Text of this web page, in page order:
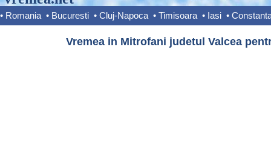
• Romania • Bucuresti • Cluj-Napoca • Timisoara • Iasi •
Vremea in Mitrofani judetul Valcea